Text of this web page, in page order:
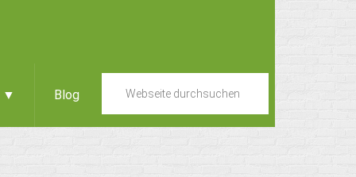
▼ Blog